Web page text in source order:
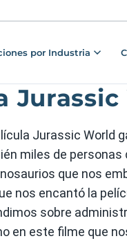
por Industria
Jurassic World
miles de personas
que nos
nos encantó la
sobre
en este filme que